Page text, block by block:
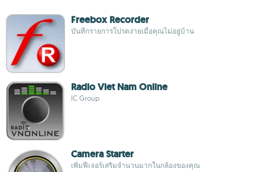
Freebox Recorder
บันทึกรายการโปรดง่ายเมื่อคุณไม่อยู่บ้าน
Radio Viet Nam Online
IC Group
Camera Starter
เพิ่มฟีเจอร์เสริมจำนวนมากในกล้องของคุณ